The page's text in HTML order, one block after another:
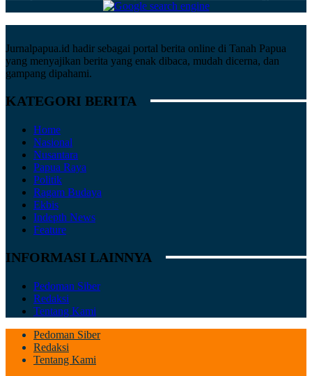
Jurnalpapua.id hadir sebagai portal berita online di Tanah Papua
yang menyajikan berita yang enak dibaca, mudah dicerna, dan
gampang dipahami.
KATEGORI BERITA
Home
Nasional
Nusantara
Papua Raya
Politik
Ragam Budaya
Ekbis
Indepth News
Feature
INFORMASI LAINNYA
Pedoman Siber
Redaksi
Tentang Kami
Pedoman Siber
Redaksi
Tentang Kami